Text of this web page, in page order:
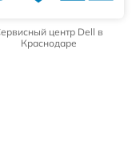
центр Dell в
Краснодаре